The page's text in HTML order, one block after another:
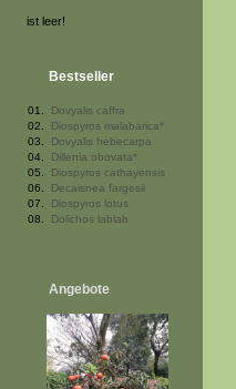
ist leer!
Bestseller
01.
Dovyalis caffra
02.
Diospyros malabarica*
03.
Dovyalis hebecarpa
04.
Dillenia obovata*
05.
Diospyros cathayensis
06.
Decaisnea fargesii
07.
Diospyros lotus
08.
Dolichos lablab
Angebote